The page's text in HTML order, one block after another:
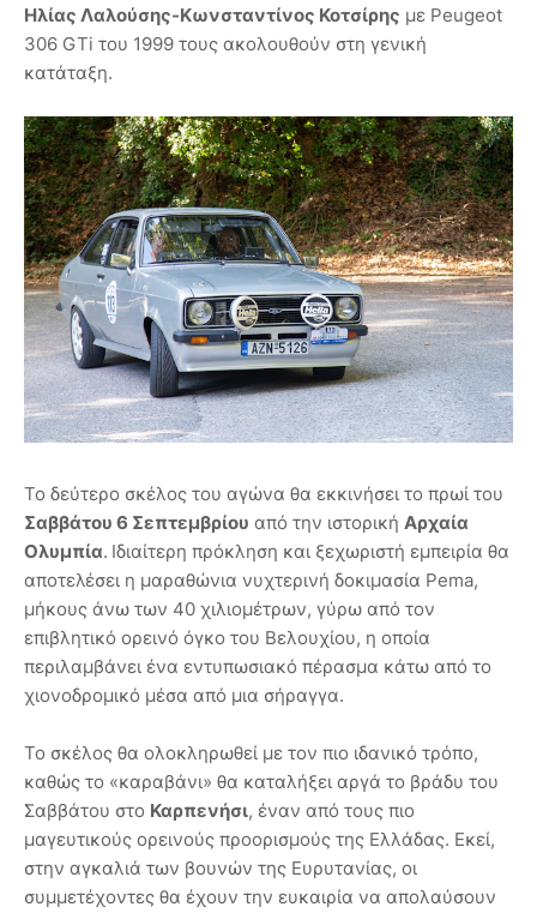
Ηλίας Λαλούσης-Κωνσταντίνος Κοτσίρης με Peugeot
306 GTi του 1999 τους ακολουθούν στη γενική
κατάταξη.
Το δεύτερο σκέλος του αγώνα θα εκκινήσει το πρωί του
Σαββάτου 6 Σεπτεμβρίου από την ιστορική Αρχαία
Ολυμπία. Ιδιαίτερη πρόκληση και ξεχωριστή εμπειρία θα
αποτελέσει η μαραθώνια νυχτερινή δοκιμασία Pema,
μήκους άνω των 40 χιλιομέτρων, γύρω από τον
επιβλητικό ορεινό όγκο του Βελουχίου, η οποία
περιλαμβάνει ένα εντυπωσιακό πέρασμα κάτω από το
χιονοδρομικό μέσα από μια σήραγγα.
Το σκέλος θα ολοκληρωθεί με τον πιο ιδανικό τρόπο,
καθώς το «καραβάνι» θα καταλήξει αργά το βράδυ του
Σαββάτου στο Καρπενήσι, έναν από τους πιο
μαγευτικούς ορεινούς προορισμούς της Ελλάδας. Εκεί,
στην αγκαλιά των βουνών της Ευρυτανίας, οι
συμμετέχοντες θα έχουν την ευκαιρία να απολαύσουν